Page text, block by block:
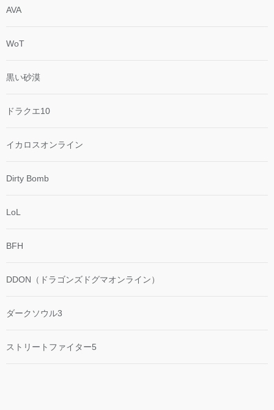
AVA
WoT
黒い砂漠
ドラクエ10
イカロスオンライン
Dirty Bomb
LoL
BFH
DDON（ドラゴンズドグマオンライン）
ダークソウル3
ストリートファイター5